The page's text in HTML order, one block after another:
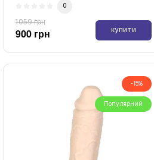
0
1059 грн
900 грн купити
-15%
Популярний